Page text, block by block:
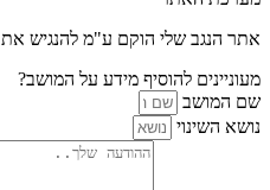
אתר הנגב שלי הוקם ע"מ להנגיש
מעוניינים להוסיף מידע על המושב?
שם המושב
נושא השינוי